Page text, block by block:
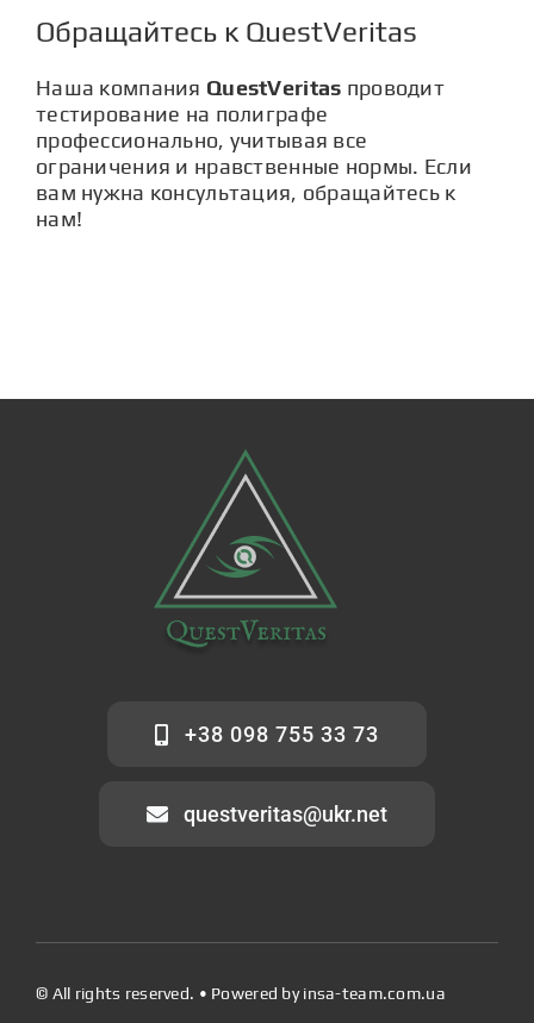
Обращайтесь к QuestVeritas
Наша компания QuestVeritas проводит
тестирование на полиграфе
профессионально, учитывая все
ограничения и нравственные нормы. Если
вам нужна консультация, обращайтесь к
нам!
+38 098 755 33 73
questveritas@ukr.net
© All rights reserved. • Powered byinsa-team.com.ua